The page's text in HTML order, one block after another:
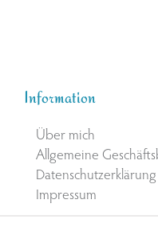
Information
Über mich
Allgemeine
Datenschutzerklärung
Impressum